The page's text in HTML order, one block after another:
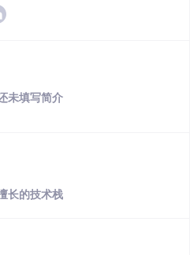
未填写简介
长的技术栈